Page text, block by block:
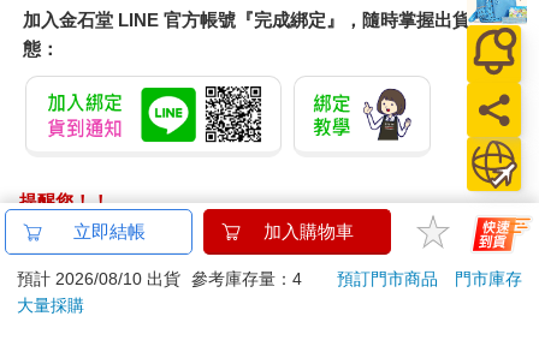
加入金石堂 LINE 官方帳號『完成綁定』，隨時掌握出貨動
態：
提醒您！！
金石堂及銀行均不會請您操作ATM! 如接獲電話要求您前往
ATM提款機，請不要聽從指示，以免受騙上當！
退換貨須知：
立即結帳 加入購物車
預計 2026/08/10 出貨 參考庫存量：4 預訂門市商品
門市庫存
大量採購